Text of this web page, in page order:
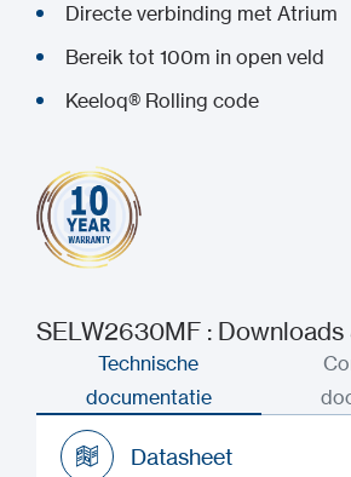
Directe verbinding met Atrium
Bereik tot 100m in open veld
Keeloq® Rolling code
SELW2630MF : Downloads
Technische
documentatie
Datasheet